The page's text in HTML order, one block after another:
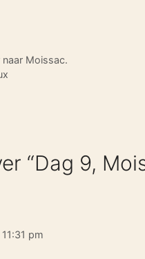
Moissac.
“Dag 9,
pm